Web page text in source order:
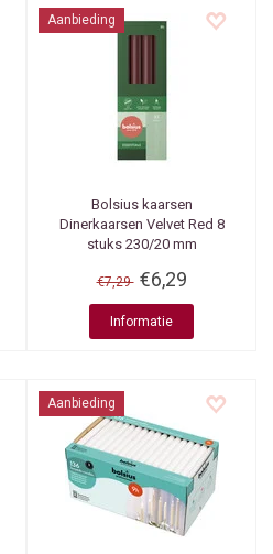
Aanbieding
Bolsius kaarsen
Dinerkaarsen Velvet Red 8
stuks 230/20 mm
€7,29 €6,29
Informatie
Aanbieding